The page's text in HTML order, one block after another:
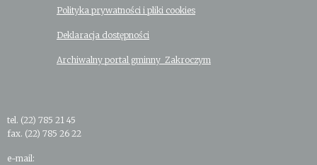
Polityka prywatności i pliki cookies
Deklaracja dostępności
Archiwalny portal gminny Zakroczym
tel. (22) 785 21 45
fax. (22) 785 26 22
e-mail: